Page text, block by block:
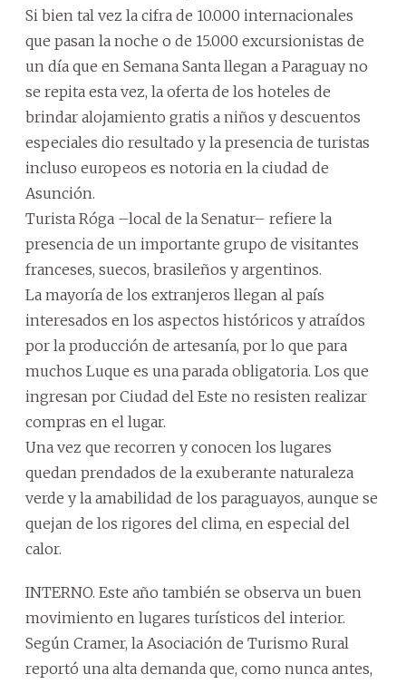
Si bien tal vez la cifra de 10.000 internacionales
que pasan la noche o de 15.000 excursionistas de
un día que en Semana Santa llegan a Paraguay no
se repita esta vez, la oferta de los hoteles de
brindar alojamiento gratis a niños y descuentos
especiales dio resultado y la presencia de turistas
incluso europeos es notoria en la ciudad de
Asunción.
Turista Róga –local de la Senatur– refiere la
presencia de un importante grupo de visitantes
franceses, suecos, brasileños y argentinos.
La mayoría de los extranjeros llegan al país
interesados en los aspectos históricos y atraídos
por la producción de artesanía, por lo que para
muchos Luque es una parada obligatoria. Los que
ingresan por Ciudad del Este no resisten realizar
compras en el lugar.
Una vez que recorren y conocen los lugares
quedan prendados de la exuberante naturaleza
verde y la amabilidad de los paraguayos, aunque se
quejan de los rigores del clima, en especial del
calor.
INTERNO. Este año también se observa un buen
movimiento en lugares turísticos del interior.
Según Cramer, la Asociación de Turismo Rural
reportó una alta demanda que, como nunca antes,